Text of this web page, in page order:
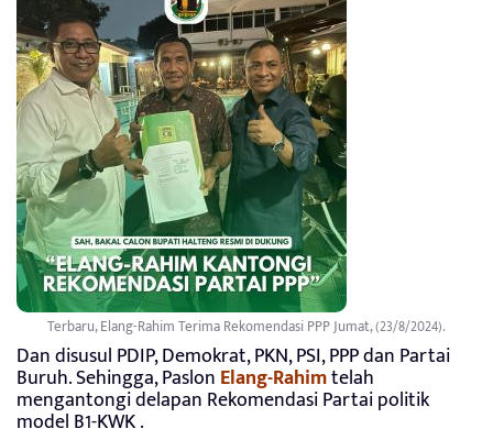
Terbaru, Elang-Rahim Terima Rekomendasi PPP Jumat, (23/8/2024).
Dan disusul PDIP, Demokrat, PKN, PSI, PPP dan Partai
Buruh. Sehingga, Paslon Elang-Rahimtelah
mengantongi delapan Rekomendasi Partai politik
model B1-KWK .